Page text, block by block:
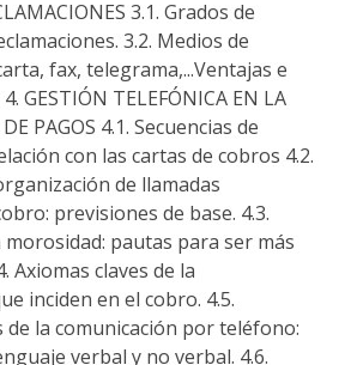
3.1. Grados de
3.2. Medios de
fax, telegrama,...Ventajas e
GESTIÓN TELEFÓNICA EN LA
PAGOS 4.1. Secuencias de
con las cartas de cobros 4.2.
de llamadas
previsiones de base. 4.3.
morosidad: pautas para ser más
Axiomas claves de la
inciden en el cobro. 4.5.
de la comunicación por teléfono:
verbal y no verbal. 4.6.